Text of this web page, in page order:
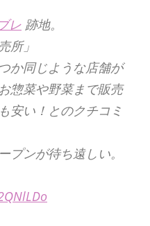
レ 跡地。
所」
か同じような店舗が
惣菜や野菜まで販売
安い！とのクチコミ
プンが待ち遠しい。